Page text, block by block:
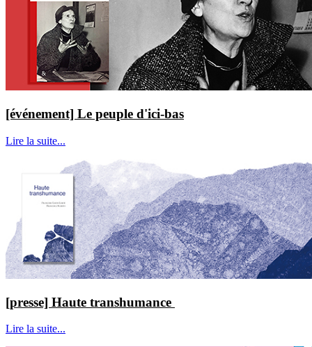
[événement] Le peuple d'ici-bas
Lire la suite...
[presse] Haute transhumance
Lire la suite...